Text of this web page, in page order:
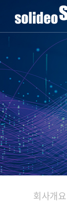
회사개요